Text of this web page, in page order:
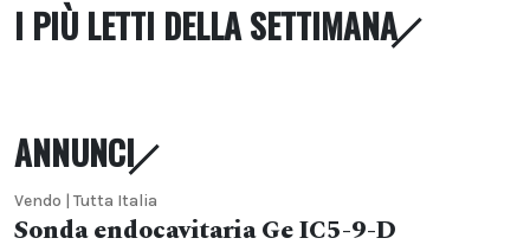
I PIÙ LETTI DELLA SETTIMANA
ANNUNCI
Vendo | Tutta Italia
Sonda endocavitaria Ge IC5-9-D